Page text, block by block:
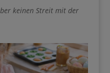
keinen Streit mit der
für 0€